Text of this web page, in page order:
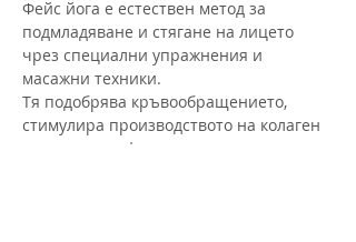
Фейс йога е естествен метод за
подмладяване и стягане на лицето
чрез специални упражнения и
масажни техники.
Тя подобрява кръвообращението,
стимулира производството на колаген
и помага за оформяне на контурите на